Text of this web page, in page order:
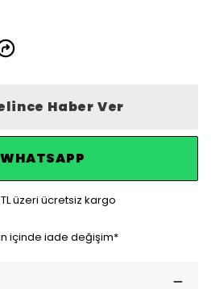
Haber Ver
WHATSAPP
TL üzeri ücretsiz kargo
içinde iade değişim*